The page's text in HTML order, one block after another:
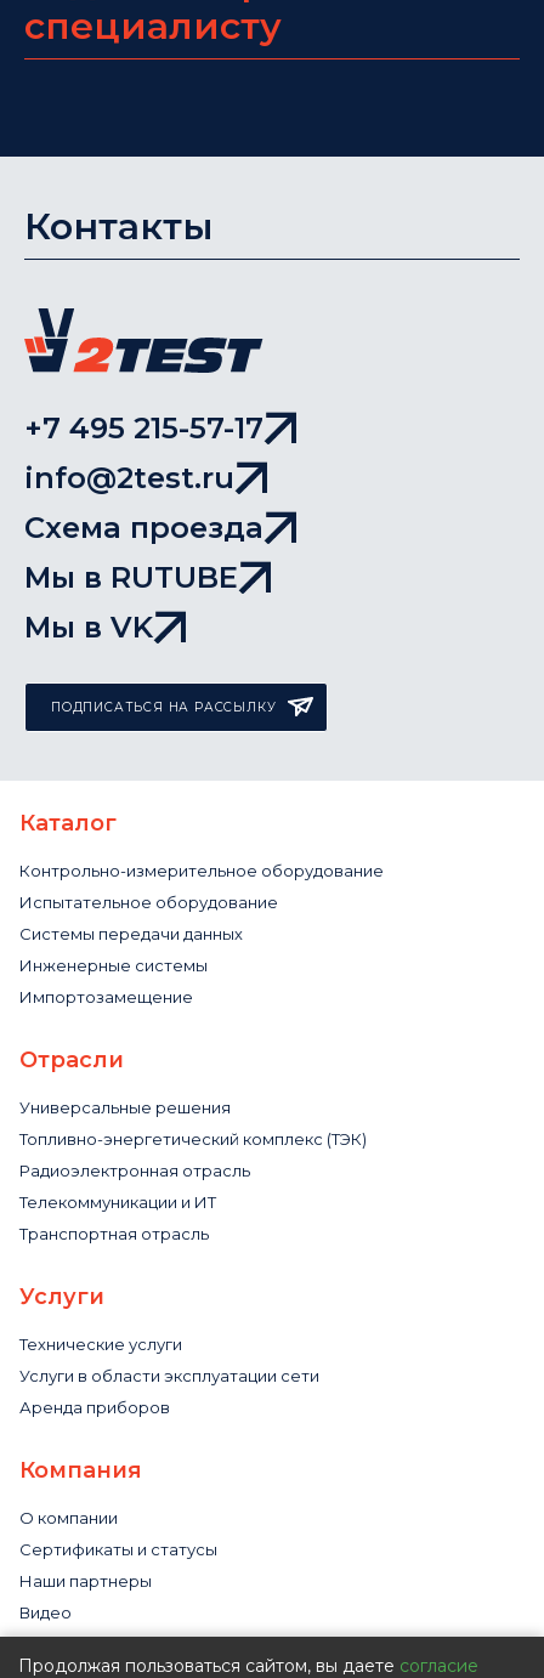
специалисту
Контакты
+7 495 215-57-17
info@2test.ru
Схема проезда
Мы в RUTUBE
Мы в VK
ПОДПИСАТЬСЯ НА РАССЫЛКУ
Каталог
Контрольно-измерительное оборудование
Испытательное оборудование
Системы передачи данных
Инженерные системы
Импортозамещение
Отрасли
Универсальные решения
Топливно-энергетический комплекс (ТЭК)
Радиоэлектронная отрасль
Телекоммуникации и ИТ
Транспортная отрасль
Услуги
Технические услуги
Услуги в области эксплуатации сети
Аренда приборов
Компания
О компании
Сертификаты и статусы
Наши партнеры
Видео
Продолжая пользоваться сайтом, вы даете согласие